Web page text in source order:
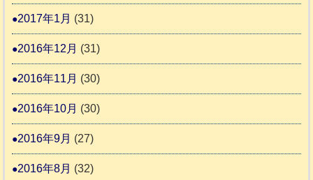
2017年1月 (31)
2016年12月 (31)
2016年11月 (30)
2016年10月 (30)
2016年9月 (27)
2016年8月 (32)